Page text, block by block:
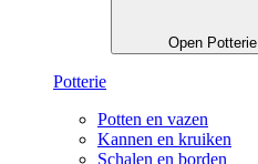
Open Potterie
Potterie
Potten en vazen
Kannen en kruiken
Schalen en borden